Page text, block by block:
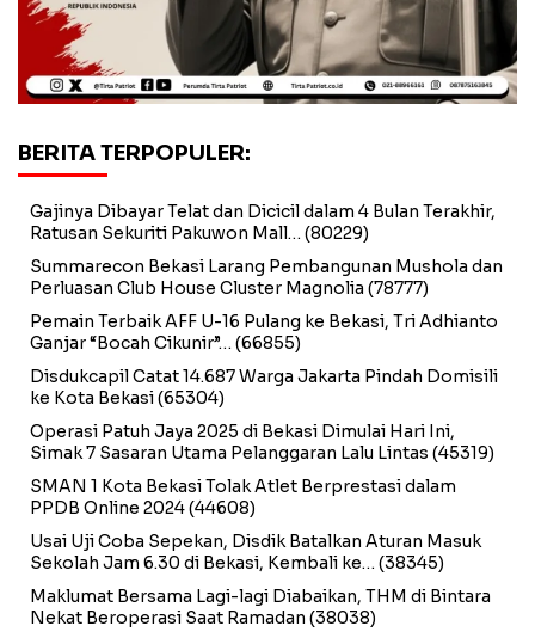
BERITA TERPOPULER:
Gajinya Dibayar Telat dan Dicicil dalam 4 Bulan Terakhir,
Ratusan Sekuriti Pakuwon Mall… (80229)
Summarecon Bekasi Larang Pembangunan Mushola dan
Perluasan Club House Cluster Magnolia (78777)
Pemain Terbaik AFF U-16 Pulang ke Bekasi, Tri Adhianto
Ganjar “Bocah Cikunir”… (66855)
Disdukcapil Catat 14.687 Warga Jakarta Pindah Domisili
ke Kota Bekasi(65304)
Operasi Patuh Jaya 2025 di Bekasi Dimulai Hari Ini,
Simak 7 Sasaran Utama Pelanggaran Lalu Lintas (45319)
SMAN 1 Kota Bekasi Tolak Atlet Berprestasi dalam
PPDB Online 2024(44608)
Usai Uji Coba Sepekan, Disdik Batalkan Aturan Masuk
Sekolah Jam 6.30 di Bekasi, Kembali ke… (38345)
Maklumat Bersama Lagi-lagi Diabaikan, THM di Bintara
Nekat Beroperasi Saat Ramadan (38038)